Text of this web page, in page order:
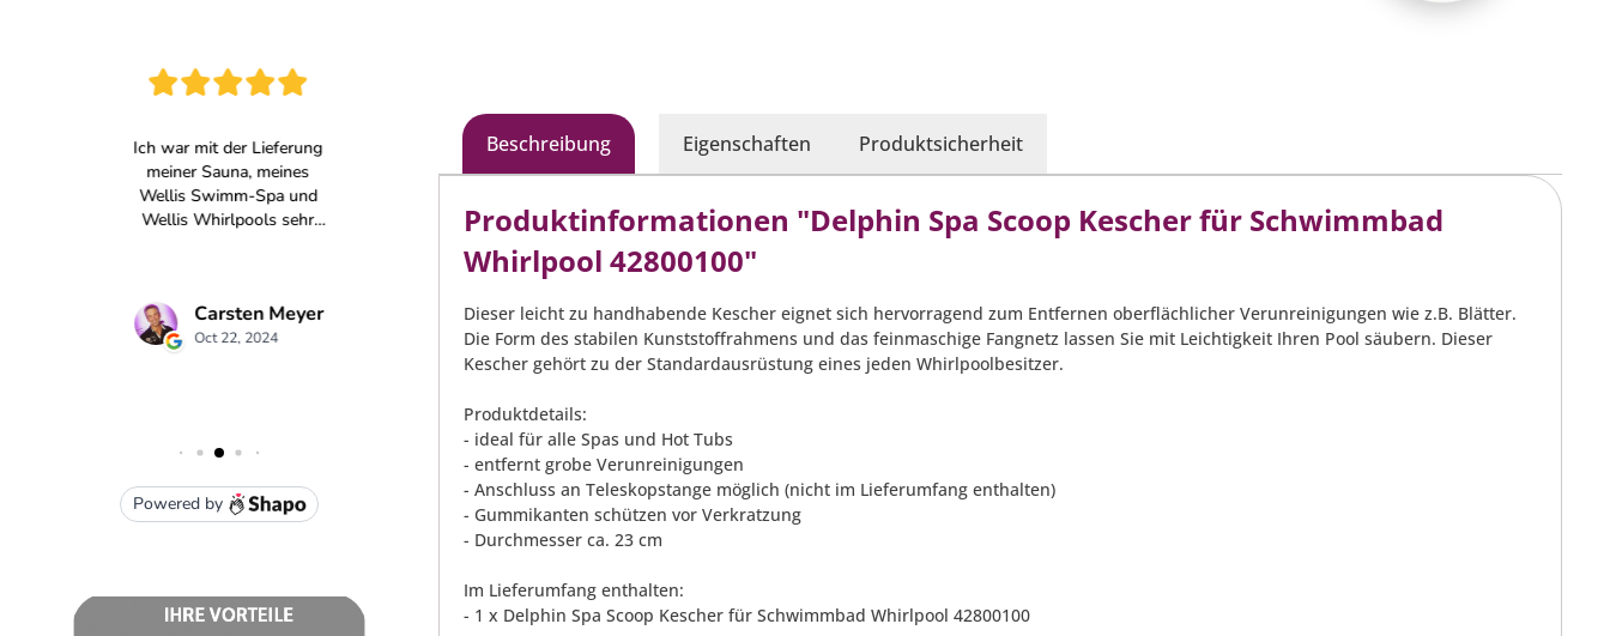
Beschreibung Eigenschaften Produktsicherheit
Produktinformationen "Delphin Spa Scoop Kescher für Schwimmbad
Whirlpool 42800100"
Dieser leicht zu handhabende Kescher eignet sich hervorragend zum Entfernen oberflächlicher Verunreinigungen wie z.B. Blätter.
Die Form des stabilen Kunststoffrahmens und das feinmaschige Fangnetz lassen Sie mit Leichtigkeit Ihren Pool säubern. Dieser
Kescher gehört zu der Standardausrüstung eines jeden Whirlpoolbesitzer.
Produktdetails:
- ideal für alle Spas und Hot Tubs
- entfernt grobe Verunreinigungen
- Anschluss an Teleskopstange möglich (nicht im Lieferumfang enthalten)
- Gummikanten schützen vor Verkratzung
- Durchmesser ca. 23 cm
Im Lieferumfang enthalten:
- 1 x Delphin Spa Scoop Kescher für Schwimmbad Whirlpool 42800100